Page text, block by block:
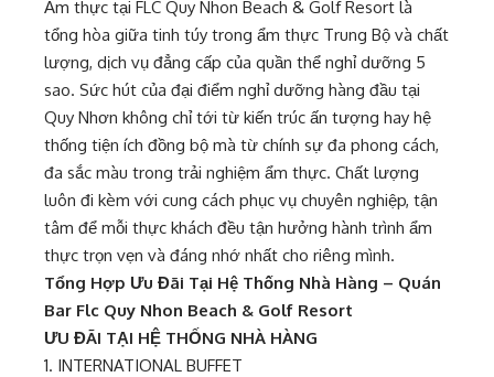
Ẩm thực tại FLC Quy Nhon Beach & Golf Resort là
tổng hòa giữa tinh túy trong ẩm thực Trung Bộ và chất
lượng, dịch vụ đẳng cấp của quần thể nghỉ dưỡng 5
sao. Sức hút của đại điểm nghỉ dưỡng hàng đầu tại
Quy Nhơn không chỉ tới từ kiến trúc ấn tượng hay hệ
thống tiện ích đồng bộ mà từ chính sự đa phong cách,
đa sắc màu trong trải nghiệm ẩm thực. Chất lượng
luôn đi kèm với cung cách phục vụ chuyên nghiệp, tận
tâm để mỗi thực khách đều tận hưởng hành trình ẩm
thực trọn vẹn và đáng nhớ nhất cho riêng mình.
Tổng Hợp Ưu Đãi Tại Hệ Thống Nhà Hàng – Quán
Bar Flc Quy Nhon Beach & Golf Resort
ƯU ĐÃI TẠI HỆ THỐNG NHÀ HÀNG
1. INTERNATIONAL BUFFET